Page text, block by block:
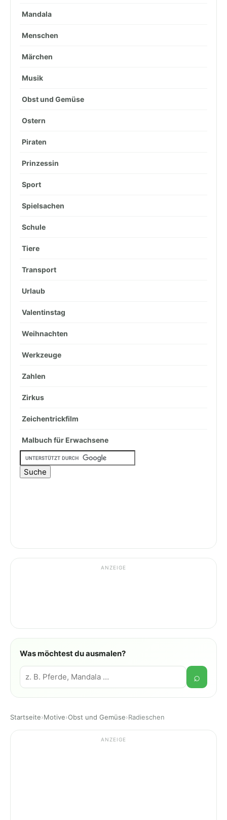
Mandala
Menschen
Märchen
Musik
Obst und Gemüse
Ostern
Piraten
Prinzessin
Sport
Spielsachen
Schule
Tiere
Transport
Urlaub
Valentinstag
Weihnachten
Werkzeuge
Zahlen
Zirkus
Zeichentrickfilm
Malbuch für Erwachsene
ANZEIGE
Was möchtest du ausmalen?
Suche
⌕
Startseite›Motive›Obst und Gemüse›Radieschen
ANZEIGE